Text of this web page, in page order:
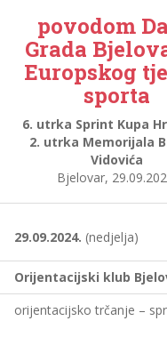
povodom
Grada
Europskog
sporta
6. utrka Sprint Kupa
2. utrka Memorijala
Vidovića
Bjelovar,
29.09.2024. (nedjelja)
Orijentacijski klub
orijentacijsko trčanje –